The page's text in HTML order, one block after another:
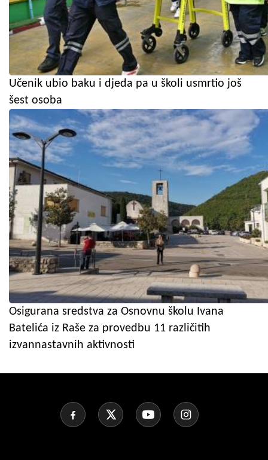
Učenik ubio baku i djeda pa u školi usmrtio još
šest osoba
Osigurana sredstva za Osnovnu školu Ivana
Batelića iz Raše za provedbu 11 različitih
izvannastavnih aktivnosti